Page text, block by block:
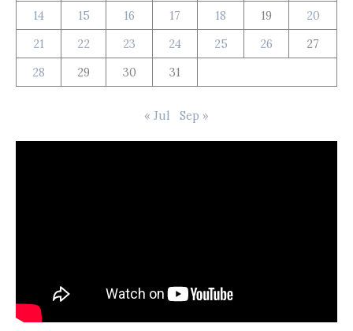
14
15 16 17 18 19
20
21
22 23 24 25 26
27
28
29 30 31
« Jul Sep »